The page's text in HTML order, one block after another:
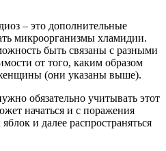
– это дополнительные
микроорганизмы хламидии.
быть связаны с разными
от того, каким образом
(они указаны выше).
обязательно учитывать этот
начаться и с поражения
и далее распространяться